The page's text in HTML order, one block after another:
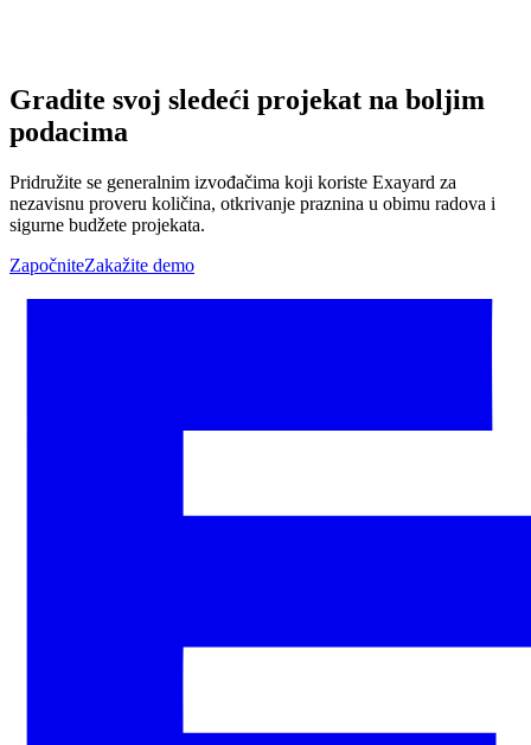
Gradite svoj sledeći projekat na boljim
podacima
Pridružite se generalnim izvođačima koji koriste Exayard za
nezavisnu proveru količina, otkrivanje praznina u obimu radova i
sigurne budžete projekata.
ZapočniteZakažite demo